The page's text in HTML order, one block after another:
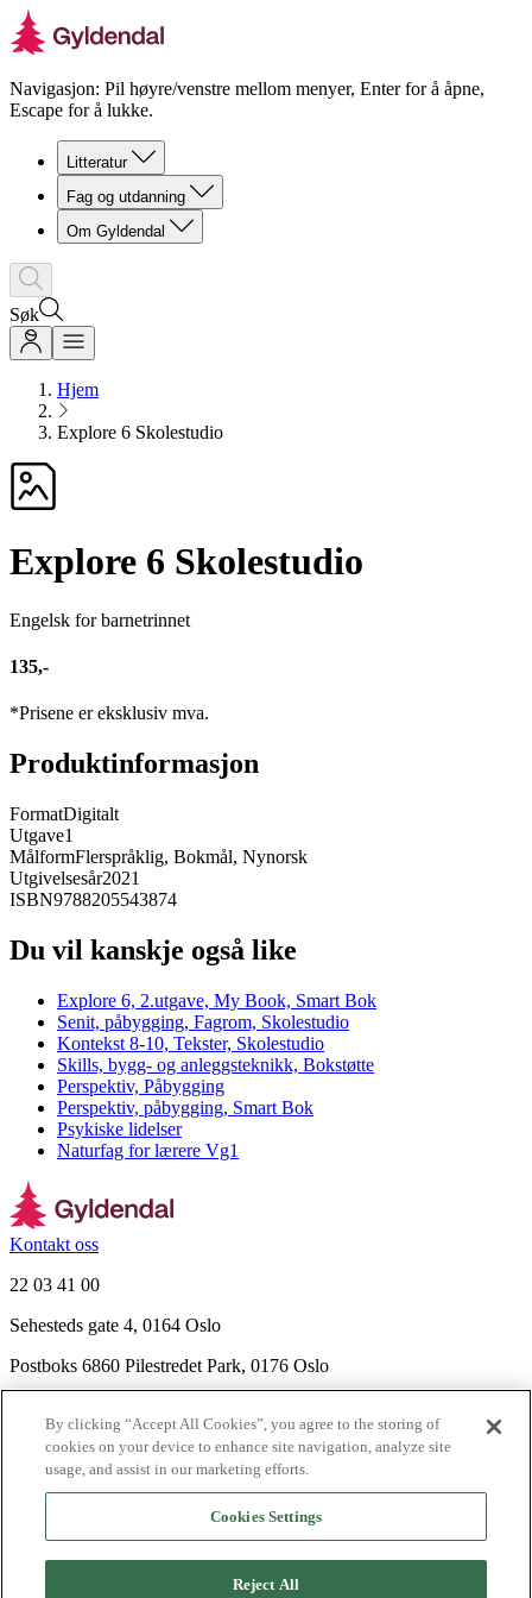
Navigasjon: Pil høyre/venstre mellom menyer, Enter for å åpne,
Escape for å lukke.
Litteratur
Fag og utdanning
Om Gyldendal
Søk
Hjem
Explore 6 Skolestudio
Explore 6 Skolestudio
Engelsk for barnetrinnet
135,-
*Prisene er eksklusiv mva.
Produktinformasjon
FormatDigitalt
Utgave1
MålformFlerspråklig, Bokmål, Nynorsk
Utgivelsesår2021
ISBN9788205543874
Du vil kanskje også like
Explore 6, 2.utgave, My Book, Smart Bok
Senit, påbygging, Fagrom, Skolestudio
Kontekst 8-10, Tekster, Skolestudio
Skills, bygg- og anleggsteknikk, Bokstøtte
Perspektiv, Påbygging
Perspektiv, påbygging, Smart Bok
Psykiske lidelser
Naturfag for lærere Vg1
Kontakt oss
22 03 41 00
Sehesteds gate 4, 0164 Oslo
Postboks 6860 Pilestredet Park, 0176 Oslo
Nyhetsbrev
Ledige stillinger
Send inn manus
By clicking “Accept All Cookies”, you agree to the storing of
cookies on your device to enhance site navigation, analyze site
usage, and assist in our marketing efforts.
Cookies Settings
Reject All